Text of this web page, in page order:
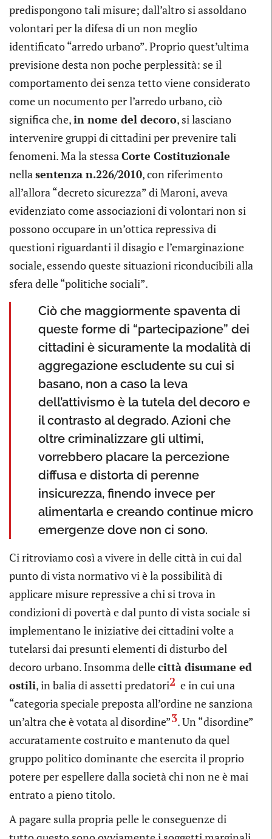
predispongono tali misure; dall’altro si assoldano
volontari per la difesa di un non meglio
identificato “arredo urbano”. Proprio quest’ultima
previsione desta non poche perplessità: se il
comportamento dei senza tetto viene considerato
come un nocumento per l’arredo urbano, ciò
significa che,in nome del decoro, si lasciano
intervenire gruppi di cittadini per prevenire tali
fenomeni. Ma la stessaCorte Costituzionale
nellasentenza n.226/2010, con riferimento
all’allora “decreto sicurezza” di Maroni, aveva
evidenziato come associazioni di volontari non si
possono occupare in un’ottica repressiva di
questioni riguardanti il disagio e l’emarginazione
sociale, essendo queste situazioni riconducibili alla
sfera delle “politiche sociali”.
Ciò che maggiormente spaventa di
queste forme di “partecipazione” dei
cittadini è sicuramente la modalità di
aggregazione escludente su cui si
basano, non a caso la leva
dell’attivismo è la tutela del decoro e
il contrasto al degrado. Azioni che
oltre criminalizzare gli ultimi,
vorrebbero placare la percezione
diffusa e distorta di perenne
insicurezza, finendo invece per
alimentarla e creando continue micro
emergenze dove non ci sono.
Ci ritroviamo così a vivere in delle città in cui dal
punto di vista normativo vi è la possibilità di
applicare misure repressive a chi si trova in
condizioni di povertà e dal punto di vista sociale si
implementano le iniziative dei cittadini volte a
tutelarsi dai presunti elementi di disturbo del
decoro urbano. Insomma dellecittà disumane ed
ostili, in balia di assetti predatori2 e in cui una
“categoria speciale preposta all’ordine ne sanziona
un’altra che è votata al disordine”3. Un “disordine”
accuratamente costruito e mantenuto da quel
gruppo politico dominante che esercita il proprio
potere per espellere dalla società chi non ne è mai
entrato a pieno titolo.
A pagare sulla propria pelle le conseguenze di